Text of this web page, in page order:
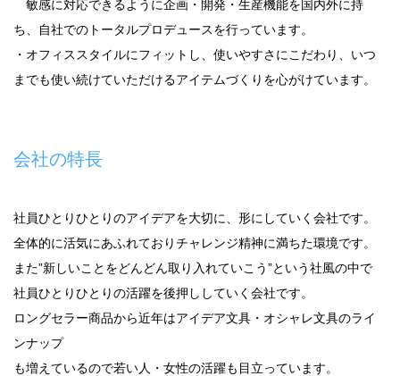
敏感に対応できるように企画・開発・生産機能を国内外に持
ち、自社でのトータルプロデュースを行っています。
・オフィススタイルにフィットし、使いやすさにこだわり、いつ
までも使い続けていただけるアイテムづくりを心がけています。
会社の特長
社員ひとりひとりのアイデアを大切に、形にしていく会社です。
全体的に活気にあふれておりチャレンジ精神に満ちた環境です。
また”新しいことをどんどん取り入れていこう”という社風の中で
社員ひとりひとりの活躍を後押ししていく会社です。
ロングセラー商品から近年はアイデア文具・オシャレ文具のライ
ンナップ
も増えているので若い人・女性の活躍も目立っています。